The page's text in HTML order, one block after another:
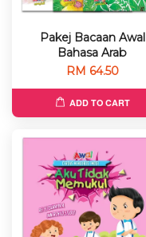
Pakej Bacaan Awal
Bahasa Arab
RM 64.50
ADD TO CART